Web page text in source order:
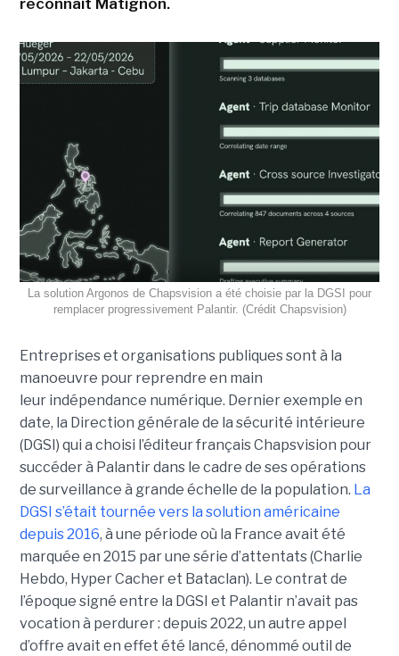
La solution Argonos de Chapsvision a été choisie par la DGSI pour
remplacer progressivement Palantir. (Crédit Chapsvision)
Entreprises et organisations publiques sont à la
manoeuvre pour reprendre en main
leur indépendance numérique. Dernier exemple en
date, la Direction générale de la sécurité intérieure
(DGSI) qui a choisi l’éditeur français Chapsvision pour
succéder à Palantir dans le cadre de ses opérations
de surveillance à grande échelle de la population. La
DGSI s’était tournée vers la solution américaine
depuis 2016, à une période où la France avait été
marquée en 2015 par une série d’attentats (Charlie
Hebdo, Hyper Cacher et Bataclan). Le contrat de
l’époque signé entre la DGSI et Palantir n’avait pas
vocation à perdurer : depuis 2022, un autre appel
d’offre avait en effet été lancé, dénommé outil de